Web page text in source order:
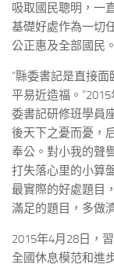
吸取國民聰明，一
基礎好處作為一切
公正惠及全部國民
“縣委書記是直接
平易近造福。
委書記研修班學員
後天下之憂而憂，
奉公。對小我的聲
打失落心里的小算
最實際的好處題目
滿足的題目，多做
2015年4月28日，
全國休息模范和進